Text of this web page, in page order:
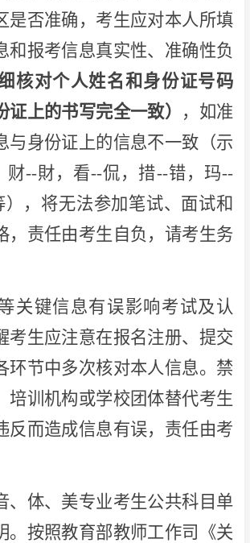
是否准确，考生应对本人所填
和报考信息真实性、准确性负
核对个人姓名和身份证号码
证上的书写完全一致）
，如准
与身份证上的信息不一致（示
财--財，看--侃，措--错，玛--
），将无法参加笔试、面试和
，责任由考生自负，请考生务
关键信息有误影响考试及认
考生应注意在报名注册、提交
环节中多次核对本人信息。禁
培训机构或学校团体替代考生
反而造成信息有误，责任由考
、体、美专业考生公共科目单
。按照教育部教师工作司《关